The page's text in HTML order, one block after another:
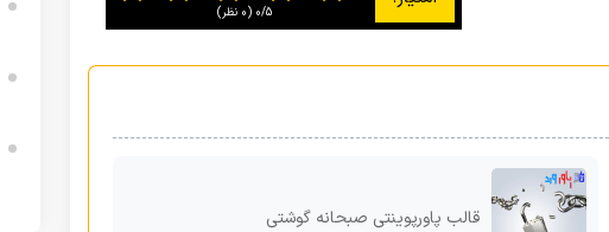
0/5 ‫(0 نظر)
قالب پاورپوینتی صبحانه گوشتی